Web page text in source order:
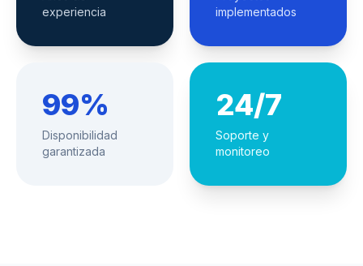
experiencia
implementados
99%
Disponibilidad
garantizada
24/7
Soporte y
monitoreo